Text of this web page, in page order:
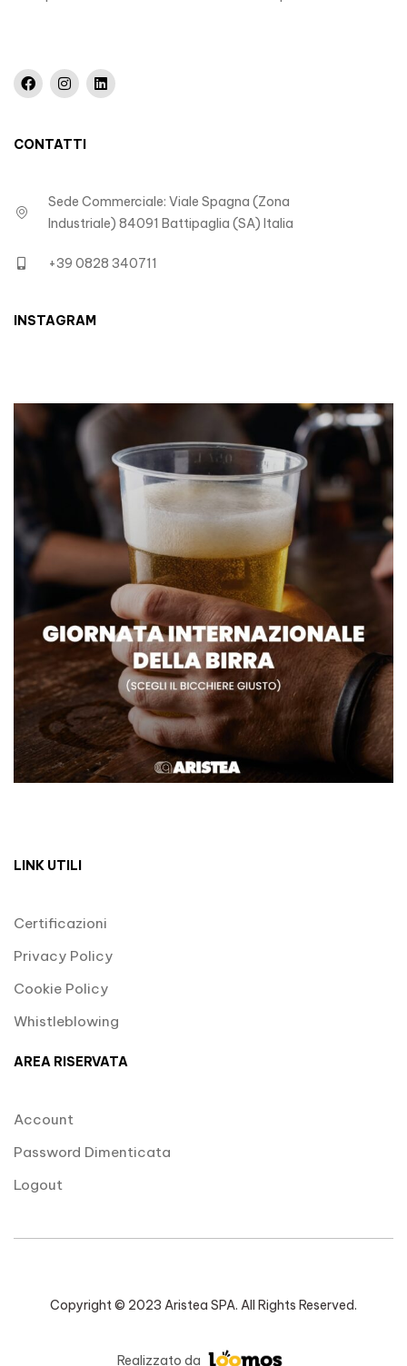
CONTATTI
Sede Commerciale: Viale Spagna (Zona
Industriale) 84091 Battipaglia (SA) Italia
+39 0828 340711
INSTAGRAM
LINK UTILI
Certificazioni
Privacy Policy
Cookie Policy
Whistleblowing
AREA RISERVATA
Account
Password Dimenticata
Logout
Copyright © 2023 Aristea SPA. All Rights Reserved.
Realizzato da